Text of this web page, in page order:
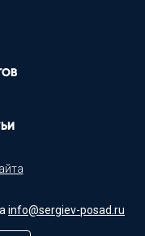
info@sergiev-posad.ru